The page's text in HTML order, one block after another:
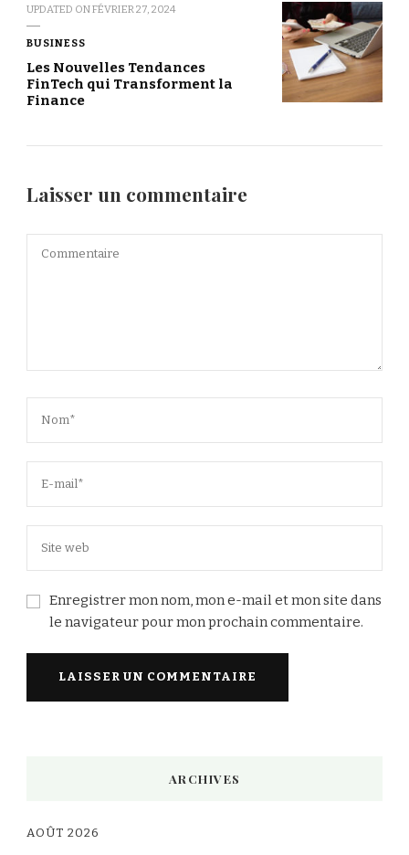
UPDATED ONFÉVRIER 27, 2024
BUSINESS
Les Nouvelles Tendances
FinTech qui Transforment la
Finance
Laisser un commentaire
Enregistrer mon nom, mon e-mail et mon site dans
le navigateur pour mon prochain commentaire.
ARCHIVES
AOÛT 2026